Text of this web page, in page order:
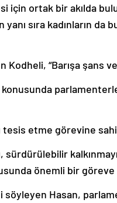
ortak bir akılda
sıra kadınların da
Kodheli, “Barışa şans
tesis etme görevine
sürdürülebilir
önemli bir
Hasan,